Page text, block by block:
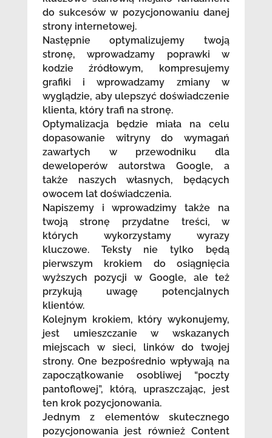
do sukcesów w pozycjonowaniu danej
strony internetowej.
Następnie optymalizujemy twoją
stronę, wprowadzamy poprawki w
kodzie źródłowym, kompresujemy
grafiki i wprowadzamy zmiany w
wyglądzie, aby ulepszyć doświadczenie
klienta, który trafi na stronę.
Optymalizacja będzie miała na celu
dopasowanie witryny do wymagań
zawartych w przewodniku dla
deweloperów autorstwa Google, a
także naszych własnych, będących
owocem lat doświadczenia.
Napiszemy i wprowadzimy także na
twoją stronę przydatne treści, w
których wykorzystamy wyrazy
kluczowe. Teksty nie tylko będą
pierwszym krokiem do osiągnięcia
wyższych pozycji w Google, ale też
przykują uwagę potencjalnych
klientów.
Kolejnym krokiem, który wykonujemy,
jest umieszczanie w wskazanych
miejscach w sieci, linków do twojej
strony. One bezpośrednio wpływają na
zapoczątkowanie osobliwej “poczty
pantoflowej”, którą, upraszczając, jest
ten krok pozycjonowania.
Jednym z elementów skutecznego
pozycjonowania jest również Content